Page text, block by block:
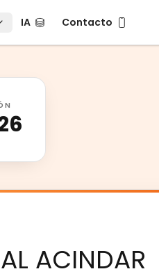
IAIA Contacto
Contacto
ACINDAR